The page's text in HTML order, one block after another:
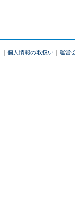
｜ 個人情報の取扱い ｜ 運営